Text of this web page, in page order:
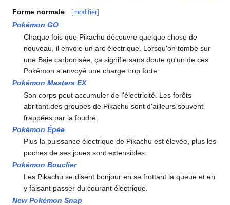
Forme normale [modifier]
Pokémon GO
Chaque fois que Pikachu découvre quelque chose de
nouveau, il envoie un arc électrique. Lorsqu'on tombe sur
une Baie carbonisée, ça signifie sans doute qu'un de ces
Pokémon a envoyé une charge trop forte.
Pokémon Masters EX
Son corps peut accumuler de l'électricité. Les forêts
abritant des groupes de Pikachu sont d'ailleurs souvent
frappées par la foudre.
Pokémon Épée
Plus la puissance électrique de Pikachu est élevée, plus les
poches de ses joues sont extensibles.
Pokémon Bouclier
Les Pikachu se disent bonjour en se frottant la queue et en
y faisant passer du courant électrique.
New Pokémon Snap